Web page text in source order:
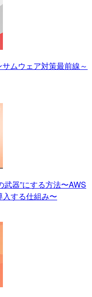
ムウェア対策最前線～
武器”にする方法〜AWS
する仕組み〜